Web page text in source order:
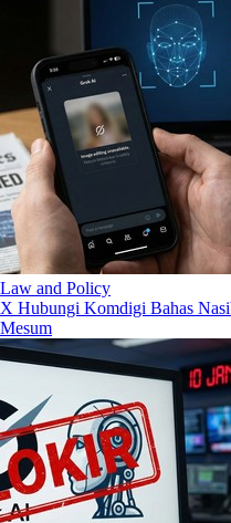
Law and Policy
X Hubungi Komdigi Bahas
Mesum